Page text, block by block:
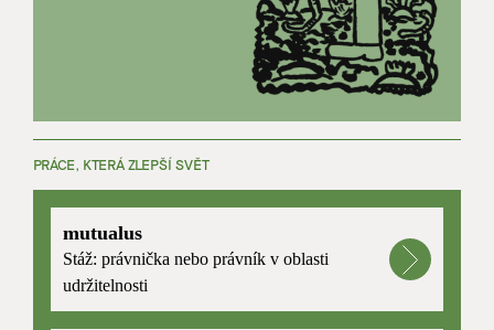
PRÁCE, KTERÁ ZLEPŠÍ SVĚT
mutualus
Stáž: právnička nebo právník v oblasti
udržitelnosti